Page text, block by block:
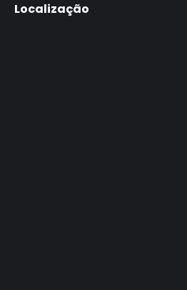
Localização